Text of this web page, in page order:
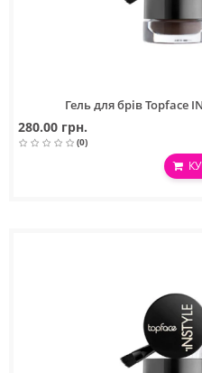
Гель для брів Topface
280.00 грн.
(0)